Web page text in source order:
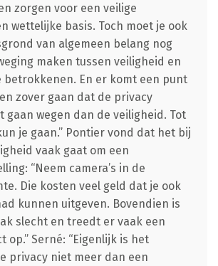
zorgen voor een veilige
wettelijke basis. Toch moet je ook
van algemeen belang nog
maken tussen veiligheid en
betrokkenen. En er komt een punt
zover gaan dat de privacy
gaan wegen dan de veiligheid. Tot
je gaan.” Pontier vond dat het bij
vaak gaat om een
“Neem camera’s in de
Die kosten veel geld dat je ook
kunnen uitgeven. Bovendien is
slecht en treedt er vaak een
op.” Serné: “Eigenlijk is het
privacy niet meer dan een